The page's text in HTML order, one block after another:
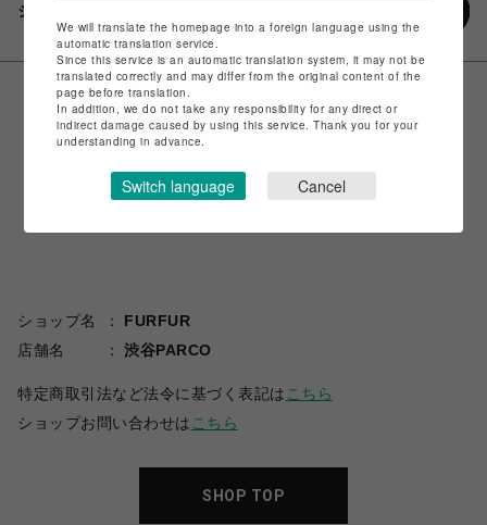
シェアする
ショップ名
FURFUR
店舗名
渋谷PARCO
特定商取引法など法令に基づく表記は こちら
ショップお問い合わせは こちら
SHOP TOP
We will translate the homepage into a foreign language using the
automatic translation service.
Since this service is an automatic translation system, it may not be
translated correctly and may differ from the original content of the
page before translation.
In addition, we do not take any responsibility for any direct or
indirect damage caused by using this service. Thank you for your
understanding in advance.
Switch language Cancel